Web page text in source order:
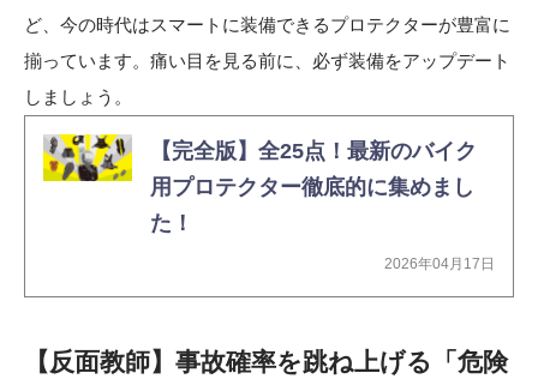
ど、今の時代はスマートに装備できるプロテクターが豊富に
揃っています。痛い目を見る前に、必ず装備をアップデート
しましょう。
【完全版】全25点！最新のバイク
用プロテクター徹底的に集めまし
た！
2026年04月17日
【反面教師】事故確率を跳ね上げる「危険